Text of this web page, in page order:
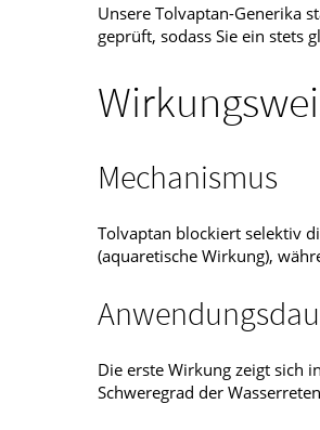
Unsere Tolvaptan-Generika
geprüft, sodass Sie ein stets
Mechanismus
Tolvaptan blockiert selektiv
(aquaretische Wirkung),
Die erste Wirkung zeigt sich
Schweregrad der